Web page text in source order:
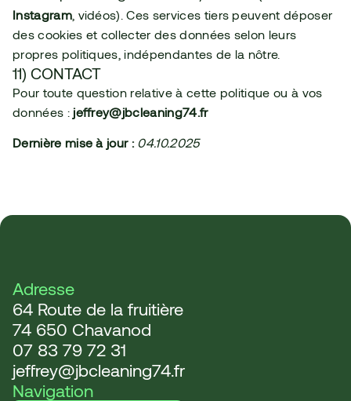
Instagram, vidéos). Ces services tiers peuvent déposer
des cookies et collecter des données selon leurs
propres politiques, indépendantes de la nôtre.
11) CONTACT
Pour toute question relative à cette politique ou à vos
données : jeffrey@jbcleaning74.fr
Dernière mise à jour : 04.10.2025
Adresse
64 Route de la fruitière
74 650 Chavanod
07 83 79 72 31
jeffrey@jbcleaning74.fr
Navigation